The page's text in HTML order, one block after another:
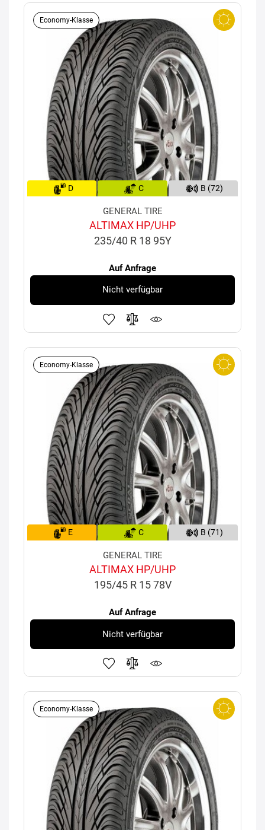
Economy-Klasse
D C B (72)
GENERAL TIRE
ALTIMAX HP/UHP
235/40 R 18 95Y
Auf Anfrage
Nicht verfügbar
Economy-Klasse
E C B (71)
GENERAL TIRE
ALTIMAX HP/UHP
195/45 R 15 78V
Auf Anfrage
Nicht verfügbar
Economy-Klasse